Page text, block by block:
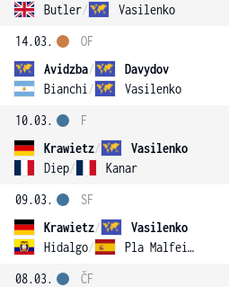
Butler/ Vasilenko
14.03.
Avidzba/
Davydov
Bianchi / Vasilenko
OF
10.03.
Krawietz/
Vasilenko
Diep/ Kanar
F
09.03.
Krawietz/
Vasilenko
Hidalgo/ Pla Malfeito
SF
08.03.
ČF